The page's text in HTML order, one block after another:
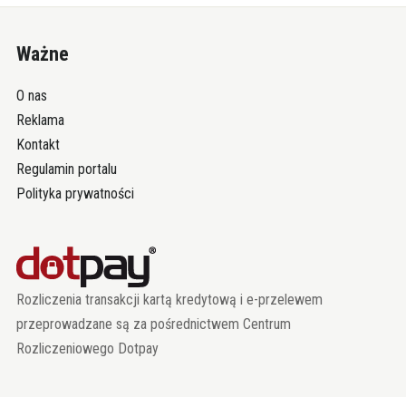
Ważne
O nas
Reklama
Kontakt
Regulamin portalu
Polityka prywatności
Rozliczenia transakcji kartą kredytową i e-przelewem
przeprowadzane są za pośrednictwem Centrum
Rozliczeniowego Dotpay